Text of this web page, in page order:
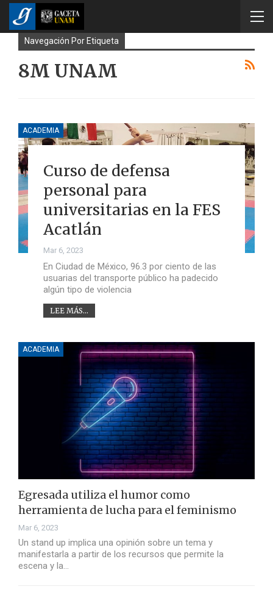
Navegación Por Etiqueta
8M UNAM
ACADEMIA
Curso de defensa
personal para
universitarias en la FES
Acatlán
Mar 6, 2023
En Ciudad de México, 96.3 por ciento de las
usuarias del transporte público ha padecido
algún tipo de violencia
LEE MÁS...
ACADEMIA
Egresada utiliza el humor como
herramienta de lucha para el feminismo
Mar 6, 2023
Un stand up implica una opinión sobre un tema y
manifestarla a partir de los recursos que permite la
escena y la…